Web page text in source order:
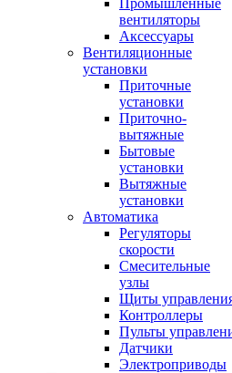
Промышленные
вентиляторы
Аксессуары
Вентиляционные
установки
Приточные
установки
Приточно-
вытяжные
Бытовые
установки
Вытяжные
установки
Автоматика
Регуляторы
скорости
Смесительные
узлы
Щиты
Контроллеры
Пульты
Датчики
Электроприводы